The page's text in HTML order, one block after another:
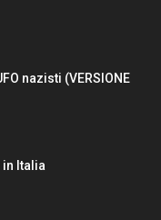
nazisti (VERSIONE
in Italia